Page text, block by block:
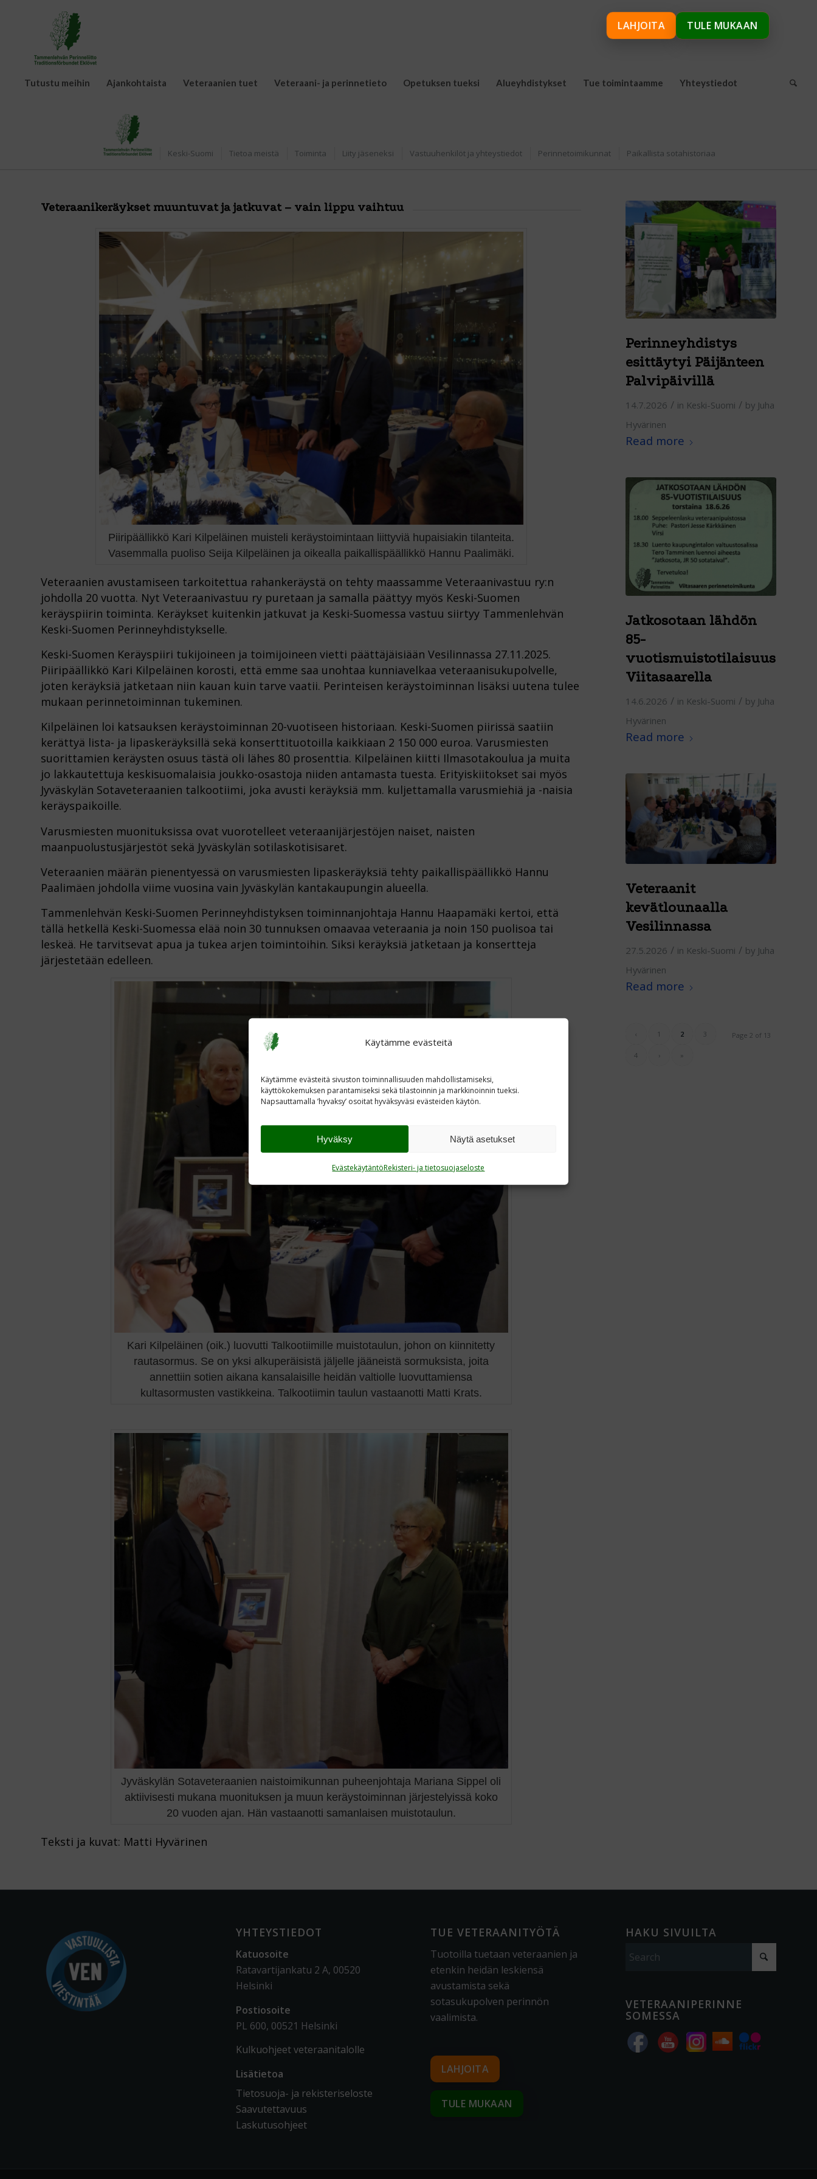
Käytämme evästeitä
Käytämme evästeitä sivuston toiminnallisuuden mahdollistamiseksi,
käyttökokemuksen parantamiseksi sekä tilastoinnin ja markkinoinnin tueksi.
Napsauttamalla ’hyvaksy’ osoitat hyväksyväsi evästeiden käytön.
Hyväksy Näytä asetukset
EvästekäytäntöRekisteri- ja tietosuojaseloste
Tutustu meihin Ajankohtaista Veteraanien tuet Veteraani- ja perinnetieto Opetuksen tueksi Alueyhdistykset Tue toimintaamme Yhteystiedot
Keski-Suomi Tietoa meistä Toiminta Liity jäseneksi Vastuuhenkilöt ja yhteystiedot Perinnetoimikunnat Paikallista sotahistoriaa
Veteraanikeräykset muuntuvat ja jatkuvat – vain lippu vaihtuu
Piiripäällikkö Kari Kilpeläinen muisteli keräystoimintaan liittyviä hupaisiakin tilanteita.
Vasemmalla puoliso Seija Kilpeläinen ja oikealla paikallispäällikkö Hannu Paalimäki.
Veteraanien avustamiseen tarkoitettua rahankeräystä on tehty maassamme Veteraanivastuu ry:n
johdolla 20 vuotta. Nyt Veteraanivastuu ry puretaan ja samalla päättyy myös Keski-Suomen
keräyspiirin toiminta. Keräykset kuitenkin jatkuvat ja Keski-Suomessa vastuu siirtyy Tammenlehvän
Keski-Suomen Perinneyhdistykselle.
Keski-Suomen Keräyspiiri tukijoineen ja toimijoineen vietti päättäjäisiään Vesilinnassa 27.11.2025.
Piiripäällikkö Kari Kilpeläinen korosti, että emme saa unohtaa kunniavelkaa veteraanisukupolvelle,
joten keräyksiä jatketaan niin kauan kuin tarve vaatii. Perinteisen keräystoiminnan lisäksi uutena tulee
mukaan perinnetoiminnan tukeminen.
Kilpeläinen loi katsauksen keräystoiminnan 20-vuotiseen historiaan. Keski-Suomen piirissä saatiin
kerättyä lista- ja lipaskeräyksillä sekä konserttituotoilla kaikkiaan 2 150 000 euroa. Varusmiesten
suorittamien keräysten osuus tästä oli lähes 80 prosenttia. Kilpeläinen kiitti Ilmasotakoulua ja muita
jo lakkautettuja keskisuomalaisia joukko-osastoja niiden antamasta tuesta. Erityiskiitokset sai myös
Jyväskylän Sotaveteraanien talkootiimi, joka avusti keräyksiä mm. kuljettamalla varusmiehiä ja -naisia
keräyspaikoille.
Varusmiesten muonituksissa ovat vuorotelleet veteraanijärjestöjen naiset, naisten
maanpuolustusjärjestöt sekä Jyväskylän sotilaskotisisaret.
Veteraanien määrän pienentyessä on varusmiesten lipaskeräyksiä tehty paikallispäällikkö Hannu
Paalimäen johdolla viime vuosina vain Jyväskylän kantakaupungin alueella.
Tammenlehvän Keski-Suomen Perinneyhdistyksen toiminnanjohtaja Hannu Haapamäki kertoi, että
tällä hetkellä Keski-Suomessa elää noin 30 tunnuksen omaavaa veteraania ja noin 150 puolisoa tai
leskeä. He tarvitsevat apua ja tukea arjen toimintoihin. Siksi keräyksiä jatketaan ja konsertteja
järjestetään edelleen.
Kari Kilpeläinen (oik.) luovutti Talkootiimille muistotaulun, johon on kiinnitetty
rautasormus. Se on yksi alkuperäisistä jäljelle jääneistä sormuksista, joita
annettiin sotien aikana kansalaisille heidän valtiolle luovuttamiensa
kultasormusten vastikkeina. Talkootiimin taulun vastaanotti Matti Krats.
Jyväskylän Sotaveteraanien naistoimikunnan puheenjohtaja Mariana Sippel oli
aktiivisesti mukana muonituksen ja muun keräystoiminnan järjestelyissä koko
20 vuoden ajan. Hän vastaanotti samanlaisen muistotaulun.
Teksti ja kuvat: Matti Hyvärinen
Perinneyhdistys
esittäytyi Päijänteen
Palvipäivillä
14.7.2026 / in Keski-Suomi / by Juha
Hyvärinen
Read more
Jatkosotaan lähdön
85-
vuotismuistotilaisuus
Viitasaarella
14.6.2026 / in Keski-Suomi / by Juha
Hyvärinen
Read more
Veteraanit
kevätlounaalla
Vesilinnassa
27.5.2026 / in Keski-Suomi / by Juha
Hyvärinen
Read more
Page 2 of 13
‹ 1 2 3
4 › »
YHTEYSTIEDOT
Katuosoite
Ratavartijankatu 2 A, 00520
Helsinki
Postiosoite
PL 600, 00521 Helsinki
Kulkuohjeet veteraanitalolle
Lisätietoa
Tietosuoja- ja rekisteriseloste
Saavutettavuus
Laskutusohjeet
TUE VETERAANITYÖTÄ
Tuotoilla tuetaan veteraanien ja
etenkin heidän leskiensä
avustamista sekä
sotasukupolven perinnön
vaalimista.
LAHJOITA
TULE MUKAAN
HAKU SIVUILTA
VETERAANIPERINNE
SOMESSA
LAHJOITA TULE MUKAAN